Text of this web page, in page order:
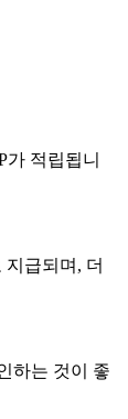
가 적립됩니
지급되며, 더
하는 것이 좋